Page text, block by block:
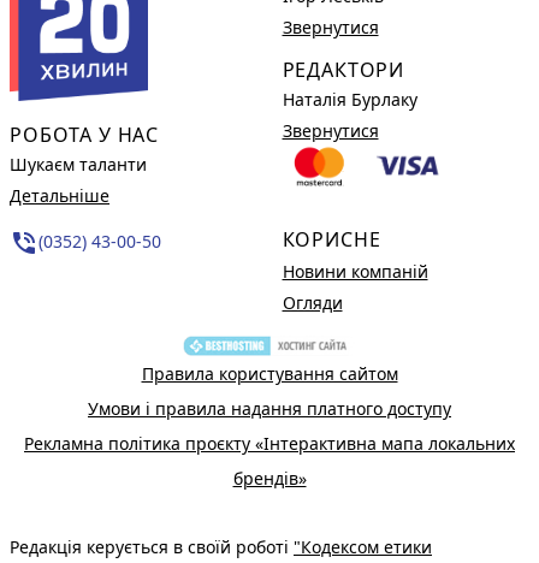
РОБОТА У НАС
Шукаєм таланти
Детальніше
phone_in_talk(0352) 43-00-50
Звернутися
РЕДАКТОРИ
Наталія Бурлаку
Звернутися
КОРИСНЕ
Новини компаній
Огляди
Правила користування сайтом
Умови і правила надання платного доступу
Рекламна політика проєкту «Інтерактивна мапа локальних
брендів»
Редакція керується в своїй роботі "Кодексом етики